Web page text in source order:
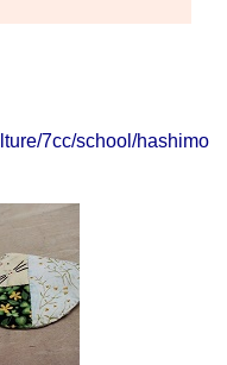
7cc/school/